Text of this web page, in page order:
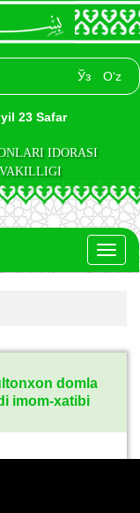
Ўз O‘z
23 Safar
IDORASI
domla
imom-xatibi